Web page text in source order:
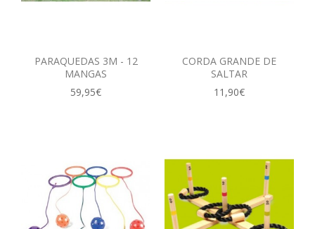
PARAQUEDAS 3M - 12
MANGAS
59,95€
CORDA GRANDE DE
SALTAR
11,90€